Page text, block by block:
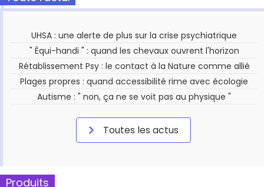
UHSA : une alerte de plus sur la crise psychiatrique
" Équi-handi " : quand les chevaux ouvrent l'horizon
Rétablissement Psy : le contact à la Nature comme allié
Plages propres : quand accessibilité rime avec écologie
Autisme : " non, ça ne se voit pas au physique "
Toutes les actus
Produits